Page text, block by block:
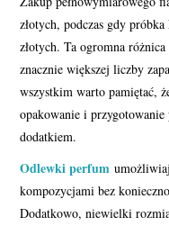
złotych, podczas gdy
złotych. Ta ogromna
znacznie większej liczby
wszystkim warto pamiętać,
opakowanie i
dodatkiem.
Odlewki perfum
kompozycjami bez
Dodatkowo, niewielki